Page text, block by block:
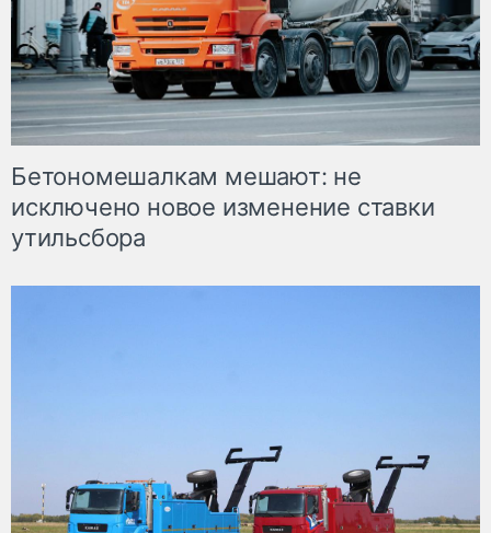
Бетономешалкам мешают: не
исключено новое изменение ставки
утильсбора